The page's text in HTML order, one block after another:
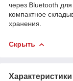
через Bluetooth
компактное
хранения.
Скрыть
Характеристики